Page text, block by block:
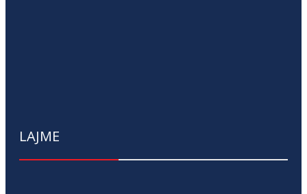
LAJME